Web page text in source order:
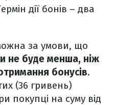
дії бонів – два
за умови, що
не буде менша, ніж
бонусів.
(36 гривень)
покупці на суму від